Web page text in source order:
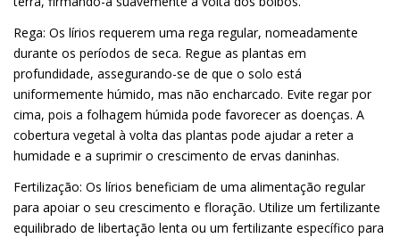
Rega: Os lírios requerem uma rega regular, nomeadamente
durante os períodos de seca. Regue as plantas em
profundidade, assegurando-se de que o solo está
uniformemente húmido, mas não encharcado. Evite regar por
cima, pois a folhagem húmida pode favorecer as doenças. A
cobertura vegetal à volta das plantas pode ajudar a reter a
humidade e a suprimir o crescimento de ervas daninhas.
Fertilização: Os lírios beneficiam de uma alimentação regular
para apoiar o seu crescimento e floração. Utilize um fertilizante
equilibrado de libertação lenta ou um fertilizante específico para